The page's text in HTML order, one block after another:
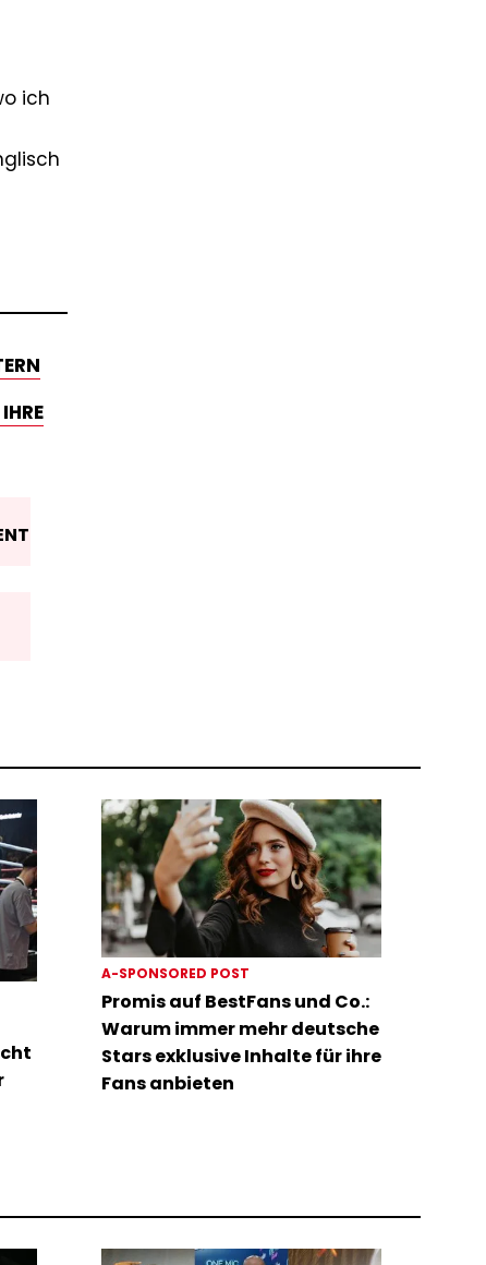
ich
A-SPONSORED POST
Promis auf BestFans und Co.:
Warum immer mehr deutsche
Stars exklusive Inhalte für ihre
Fans anbieten